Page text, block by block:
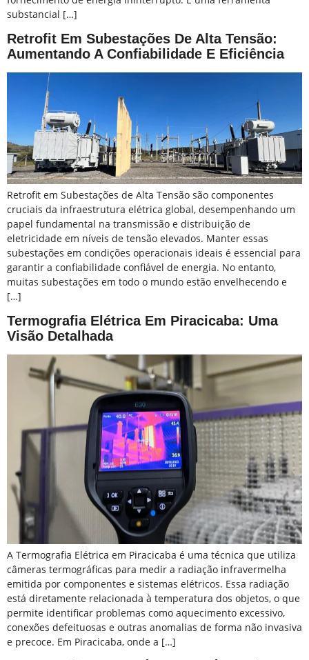
substancial […]
Retrofit Em Subestações De Alta Tensão:
Aumentando A Confiabilidade E Eficiência
Retrofit em Subestações de Alta Tensão são componentes
cruciais da infraestrutura elétrica global, desempenhando um
papel fundamental na transmissão e distribuição de
eletricidade em níveis de tensão elevados. Manter essas
subestações em condições operacionais ideais é essencial para
garantir a confiabilidade confiável de energia. No entanto,
muitas subestações em todo o mundo estão envelhecendo e
[…]
Termografia Elétrica Em Piracicaba: Uma
Visão Detalhada
A Termografia Elétrica em Piracicaba é uma técnica que utiliza
câmeras termográficas para medir a radiação infravermelha
emitida por componentes e sistemas elétricos. Essa radiação
está diretamente relacionada à temperatura dos objetos, o que
permite identificar problemas como aquecimento excessivo,
conexões defeituosas e outras anomalias de forma não invasiva
e precoce. Em Piracicaba, onde a […]